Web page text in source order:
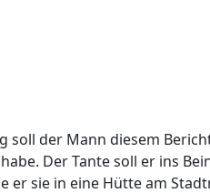
soll der Mann diesem
Der Tante soll er ins
er sie in eine Hütte am